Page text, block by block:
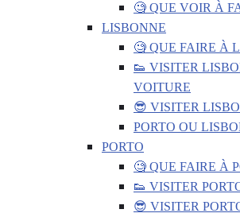
🧐 QUE VOIR À
LISBONNE
🧐 QUE FAIRE À
👟 VISITER
VOITURE
😎 VISITER
PORTO OU
PORTO
🧐 QUE FAIRE À
👟 VISITER
😎 VISITER